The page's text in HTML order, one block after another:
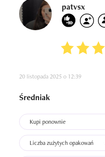
patvsx
20 listopada 2025 o 12:39
Średniak
Kupi ponownie
Liczba zużytych opakowań